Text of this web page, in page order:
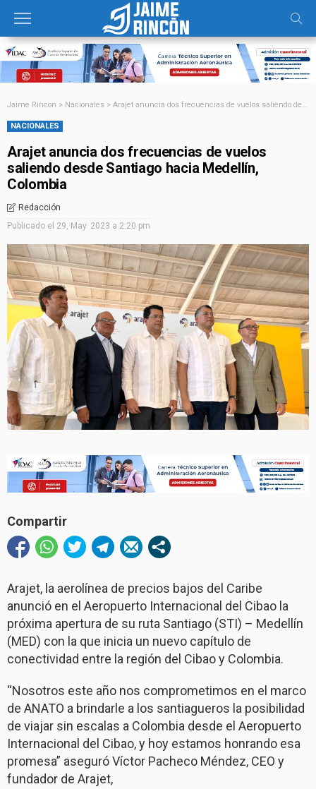
Jaime Rincon > Nacionales > Arajet anuncia dos frecuencias de vuelos saliendo desde Santiago hacia Medellín, Colombia
NACIONALES
Arajet anuncia dos frecuencias de vuelos
saliendo desde Santiago hacia Medellín,
Colombia
Redacción
Publicado el 29, May. 2023 a 2:20 pm
Compartir
Arajet, la aerolínea de precios bajos del Caribe
anunció en el Aeropuerto Internacional del Cibao la
próxima apertura de su ruta Santiago (STI) – Medellín
(MED) con la que inicia un nuevo capítulo de
conectividad entre la región del Cibao y Colombia.
“Nosotros este año nos comprometimos en el marco
de ANATO a brindarle a los santiagueros la posibilidad
de viajar sin escalas a Colombia desde el Aeropuerto
Internacional del Cibao, y hoy estamos honrando esa
promesa” aseguró Víctor Pacheco Méndez, CEO y
fundador de Arajet,